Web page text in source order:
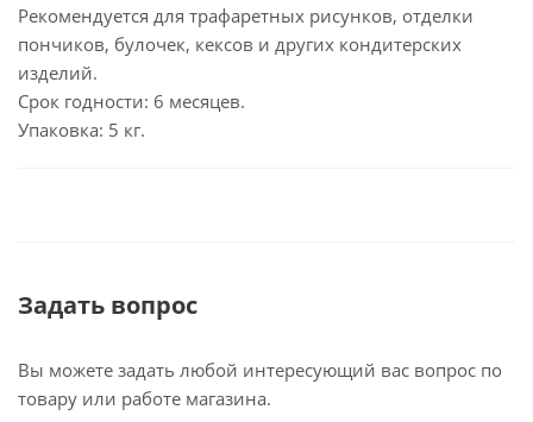
Рекомендуется для трафаретных рисунков, отделки
пончиков, булочек, кексов и других кондитерских
изделий.
Срок годности: 6 месяцев.
Упаковка: 5 кг.
Задать вопрос
Вы можете задать любой интересующий вас вопрос по
товару или работе магазина.